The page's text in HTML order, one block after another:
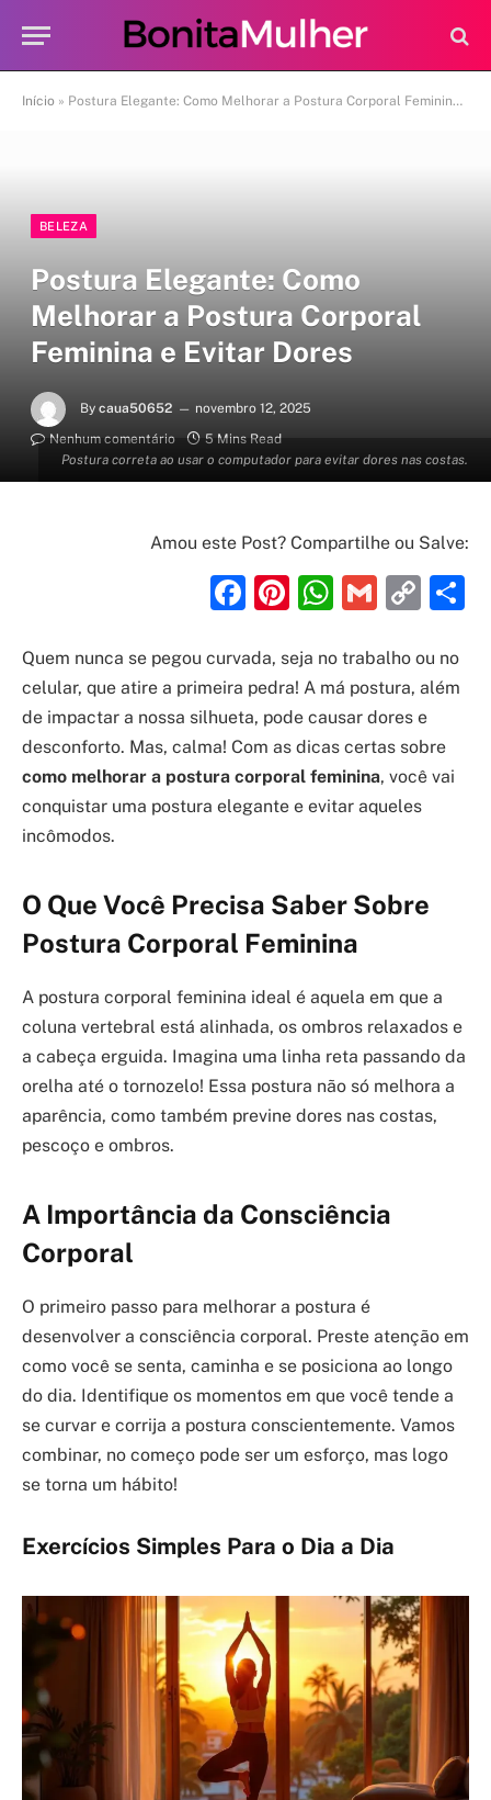
Início » Postura Elegante: Como Melhorar a Postura Corporal Feminina e Evitar Dores
Postura correta ao usar o computador para evitar dores nas costas.
BELEZA
Postura Elegante: Como
Melhorar a Postura Corporal
Feminina e Evitar Dores
By caua50652
novembro 12, 2025
Nenhum comentário
5 Mins Read
Amou este Post? Compartilhe ou Salve:
Facebook
Pinterest
Gmail
Quem nunca se pegou curvada, seja no trabalho ou no
celular, que atire a primeira pedra! A má postura, além
de impactar a nossa silhueta, pode causar dores e
desconforto. Mas, calma! Com as dicas certas sobre
como melhorar a postura corporal feminina, você vai
conquistar uma postura elegante e evitar aqueles
incômodos.
O Que Você Precisa Saber Sobre
Postura Corporal Feminina
A postura corporal feminina ideal é aquela em que a
coluna vertebral está alinhada, os ombros relaxados e
a cabeça erguida. Imagina uma linha reta passando da
orelha até o tornozelo! Essa postura não só melhora a
aparência, como também previne dores nas costas,
pescoço e ombros.
A Importância da Consciência
Corporal
O primeiro passo para melhorar a postura é
desenvolver a consciência corporal. Preste atenção em
como você se senta, caminha e se posiciona ao longo
do dia. Identifique os momentos em que você tende a
se curvar e corrija a postura conscientemente. Vamos
combinar, no começo pode ser um esforço, mas logo
se torna um hábito!
Exercícios Simples Para o Dia a Dia